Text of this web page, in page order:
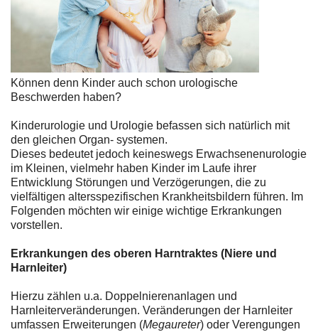
Können denn Kinder auch schon urologische
Beschwerden haben?
Kinderurologie und Urologie befassen sich natürlich mit
den gleichen Organ- systemen.
Dieses bedeutet jedoch keineswegs Erwachsenenurologie
im Kleinen, vielmehr haben Kinder im Laufe ihrer
Entwicklung Störungen und Verzögerungen, die zu
vielfältigen altersspezifischen Krankheitsbildern führen. Im
Folgenden möchten wir einige wichtige Erkrankungen
vorstellen.
Erkrankungen des oberen Harntraktes (Niere und
Harnleiter)
Hierzu zählen u.a. Doppelnierenanlagen und
Harnleiterveränderungen. Veränderungen der Harnleiter
umfassen Erweiterungen (Megaureter) oder Verengungen